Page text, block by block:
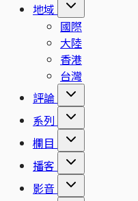
地域
國際
大陸
香港
台灣
評論
系列
欄目
播客
影音